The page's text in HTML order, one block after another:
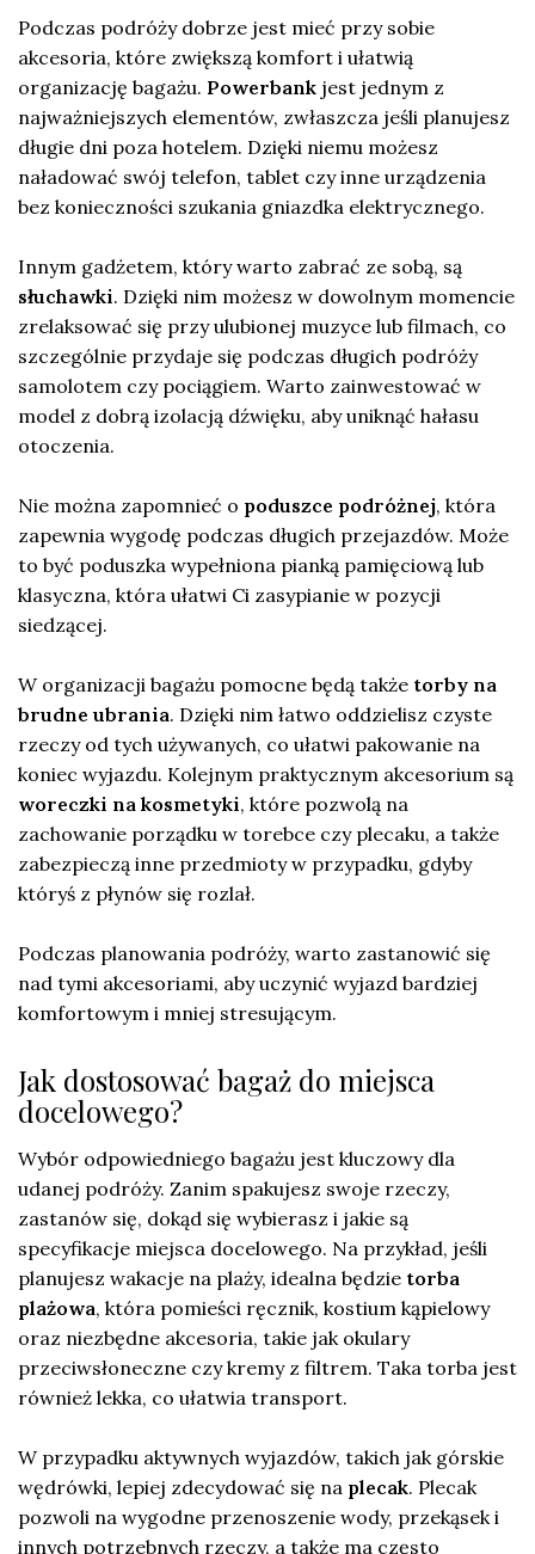
Podczas podróży dobrze jest mieć przy sobie
akcesoria, które zwiększą komfort i ułatwią
organizację bagażu. Powerbank jest jednym z
najważniejszych elementów, zwłaszcza jeśli planujesz
długie dni poza hotelem. Dzięki niemu możesz
naładować swój telefon, tablet czy inne urządzenia
bez konieczności szukania gniazdka elektrycznego.
Innym gadżetem, który warto zabrać ze sobą, są
słuchawki. Dzięki nim możesz w dowolnym momencie
zrelaksować się przy ulubionej muzyce lub filmach, co
szczególnie przydaje się podczas długich podróży
samolotem czy pociągiem. Warto zainwestować w
model z dobrą izolacją dźwięku, aby uniknąć hałasu
otoczenia.
Nie można zapomnieć o poduszce podróżnej, która
zapewnia wygodę podczas długich przejazdów. Może
to być poduszka wypełniona pianką pamięciową lub
klasyczna, która ułatwi Ci zasypianie w pozycji
siedzącej.
W organizacji bagażu pomocne będą także torby na
brudne ubrania. Dzięki nim łatwo oddzielisz czyste
rzeczy od tych używanych, co ułatwi pakowanie na
koniec wyjazdu. Kolejnym praktycznym akcesorium są
woreczki na kosmetyki, które pozwolą na
zachowanie porządku w torebce czy plecaku, a także
zabezpieczą inne przedmioty w przypadku, gdyby
któryś z płynów się rozlał.
Podczas planowania podróży, warto zastanowić się
nad tymi akcesoriami, aby uczynić wyjazd bardziej
komfortowym i mniej stresującym.
Jak dostosować bagaż do miejsca
docelowego?
Wybór odpowiedniego bagażu jest kluczowy dla
udanej podróży. Zanim spakujesz swoje rzeczy,
zastanów się, dokąd się wybierasz i jakie są
specyfikacje miejsca docelowego. Na przykład, jeśli
planujesz wakacje na plaży, idealna będzie torba
plażowa, która pomieści ręcznik, kostium kąpielowy
oraz niezbędne akcesoria, takie jak okulary
przeciwsłoneczne czy kremy z filtrem. Taka torba jest
również lekka, co ułatwia transport.
W przypadku aktywnych wyjazdów, takich jak górskie
wędrówki, lepiej zdecydować się na plecak. Plecak
pozwoli na wygodne przenoszenie wody, przekąsek i
innych potrzebnych rzeczy, a także ma często